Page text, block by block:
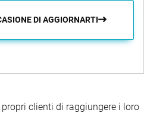
DI AGGIORNARTI
clienti di raggiungere i loro